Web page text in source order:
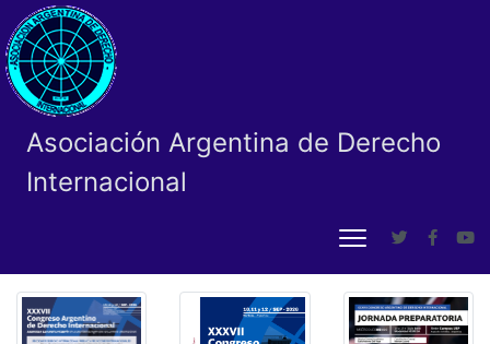
Asociación Argentina de Derecho
Internacional